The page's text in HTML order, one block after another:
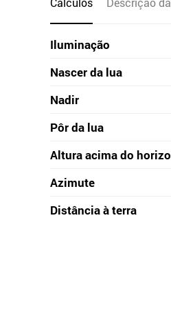
Iluminação
Nascer da lua
Nadir
Pôr da lua
Altura acima do
Azimute
Distância à terra